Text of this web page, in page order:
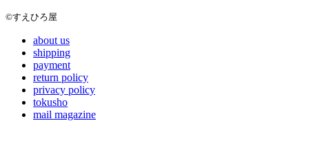
©すえひろ屋
about us
shipping
payment
return policy
privacy policy
tokusho
mail magazine